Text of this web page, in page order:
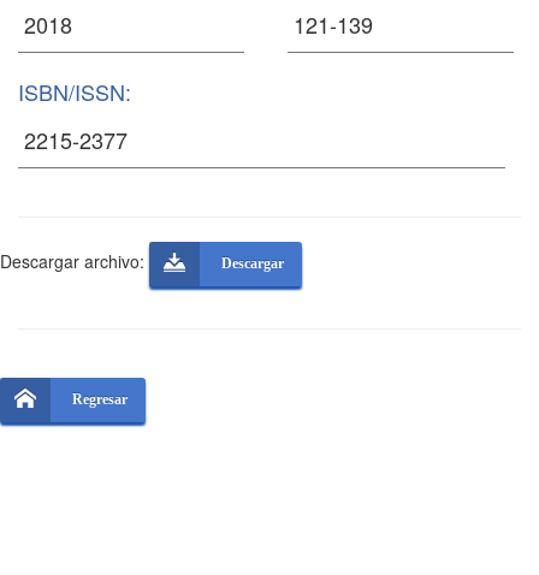
ISBN/ISSN:
Descargar archivo: Descargar
Regresar